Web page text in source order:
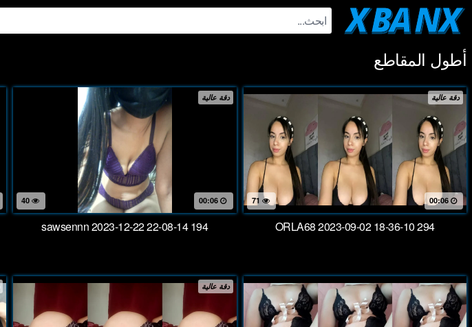
Skip
أطول المقاطع
دقة عالية
00:06
sawsennn 2023-12-22 22-08-14 194
دقة عالية
00:06
ORLA68 2023-09-02 18-36-10 294
دقة عالية